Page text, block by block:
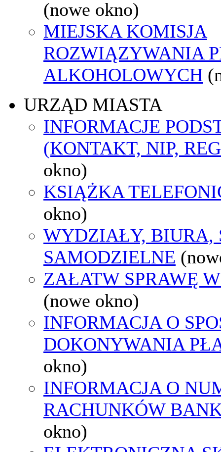
(nowe okno)
MIEJSKA KOMISJA
ROZWIĄZYWANIA
ALKOHOLOWYCH
URZĄD MIASTA
INFORMACJE
(KONTAKT, NIP,
okno)
KSIĄŻKA
okno)
WYDZIAŁY, BIURA,
SAMODZIELNE
ZAŁATW SPRAWĘ
(nowe okno)
INFORMACJA O
DOKONYWANIA
okno)
INFORMACJA O
RACHUNKÓW
okno)